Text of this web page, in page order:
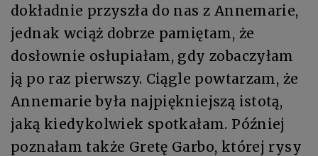
dokładnie przyszła do nas z Annemarie,
jednak wciąż dobrze pamiętam, że
dosłownie osłupiałam, gdy zobaczyłam
ją po raz pierwszy. Ciągle powtarzam, że
Annemarie była najpiękniejszą istotą,
jaką kiedykolwiek spotkałam. Później
poznałam także Gretę Garbo, której rysy